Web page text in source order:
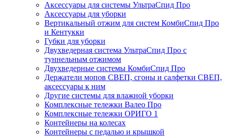
Аксессуары для системы УльтраСпид Про
Аксессуары для уборки
Вертикальный отжим для систем КомбиСпид Про
и Кентукки
Губки для уборки
Двухведерная система УльтраСпид Про с
туннельным отжимом
Двухведерные системы КомбиСпид Про
Держатели мопов СВЕП, сгоны и салфетки СВЕП,
аксессуары к ним
Другие системы для влажной уборки
Комплексные тележки Валео Про
Комплексные тележки ОРИГО 1
Контейнеры на колесах
Контейнеры с педалью и крышкой